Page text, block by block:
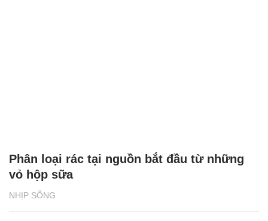
NHỊP SỐNG
Phân loại rác tại nguồn bắt đầu từ những
vỏ hộp sữa